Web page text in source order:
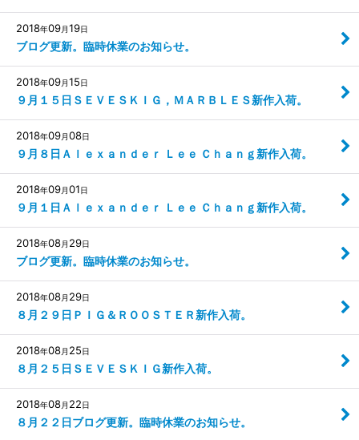
2018年09月19日
ブログ更新。臨時休業のお知らせ。
2018年09月15日
９月１５日ＳＥＶＥＳＫＩＧ，ＭＡＲＢＬＥＳ新作入荷。
2018年09月08日
９月８日Ａｌｅｘａｎｄｅｒ Ｌｅｅ Ｃｈａｎｇ新作入荷。
2018年09月01日
９月１日Ａｌｅｘａｎｄｅｒ Ｌｅｅ Ｃｈａｎｇ新作入荷。
2018年08月 29日
ブログ更新。臨時休業のお知らせ。
2018年08月 29日
８月２９日ＰＩＧ＆ＲＯＯＳＴＥＲ新作入荷。
2018年08月 25日
８月２５日ＳＥＶＥＳＫＩＧ新作入荷。
2018年08月 22日
８月２２日ブログ更新。臨時休業のお知らせ。